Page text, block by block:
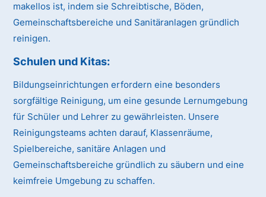
makellos ist, indem sie Schreibtische, Böden,
Gemeinschaftsbereiche und Sanitäranlagen gründlich
reinigen.
Schulen und Kitas:
Bildungseinrichtungen erfordern eine besonders
sorgfältige Reinigung, um eine gesunde Lernumgebung
für Schüler und Lehrer zu gewährleisten. Unsere
Reinigungsteams achten darauf, Klassenräume,
Spielbereiche, sanitäre Anlagen und
Gemeinschaftsbereiche gründlich zu säubern und eine
keimfreie Umgebung zu schaffen.